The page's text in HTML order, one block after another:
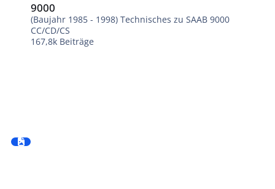
9000
(Baujahr 1985 - 1998) Technisches zu SAAB 9000
CC/CD/CS
167,8k Beiträge